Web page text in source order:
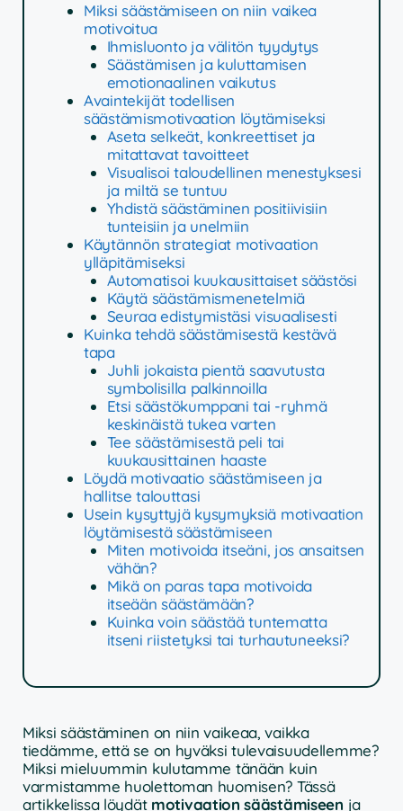
Miksi säästämiseen on niin vaikea
motivoitua
Ihmisluonto ja välitön tyydytys
Säästämisen ja kuluttamisen
emotionaalinen vaikutus
Avaintekijät todellisen
säästämismotivaation löytämiseksi
Aseta selkeät, konkreettiset ja
mitattavat tavoitteet
Visualisoi taloudellinen menestyksesi
ja miltä se tuntuu
Yhdistä säästäminen positiivisiin
tunteisiin ja unelmiin
Käytännön strategiat motivaation
ylläpitämiseksi
Automatisoi kuukausittaiset säästösi
Käytä säästämismenetelmiä
Seuraa edistymistäsi visuaalisesti
Kuinka tehdä säästämisestä kestävä
tapa
Juhli jokaista pientä saavutusta
symbolisilla palkinnoilla
Etsi säästökumppani tai -ryhmä
keskinäistä tukea varten
Tee säästämisestä peli tai
kuukausittainen haaste
Löydä motivaatio säästämiseen ja
hallitse talouttasi
Usein kysyttyjä kysymyksiä motivaation
löytämisestä säästämiseen
Miten motivoida itseäni, jos ansaitsen
vähän?
Mikä on paras tapa motivoida
itseään säästämään?
Kuinka voin säästää tuntematta
itseni riistetyksi tai turhautuneeksi?
Miksi säästäminen on niin vaikeaa, vaikka
tiedämme, että se on hyväksi tulevaisuudellemme?
Miksi mieluummin kulutamme tänään kuin
varmistamme huolettoman huomisen? Tässä
artikkelissa löydät motivaation säästämiseen ja